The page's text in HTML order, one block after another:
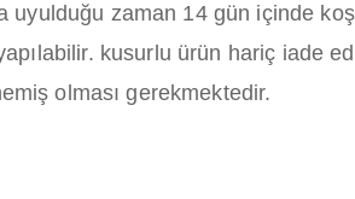
uyulduğu zaman 14 gün içinde
kusurlu ürün hariç iade
olması gerekmektedir.